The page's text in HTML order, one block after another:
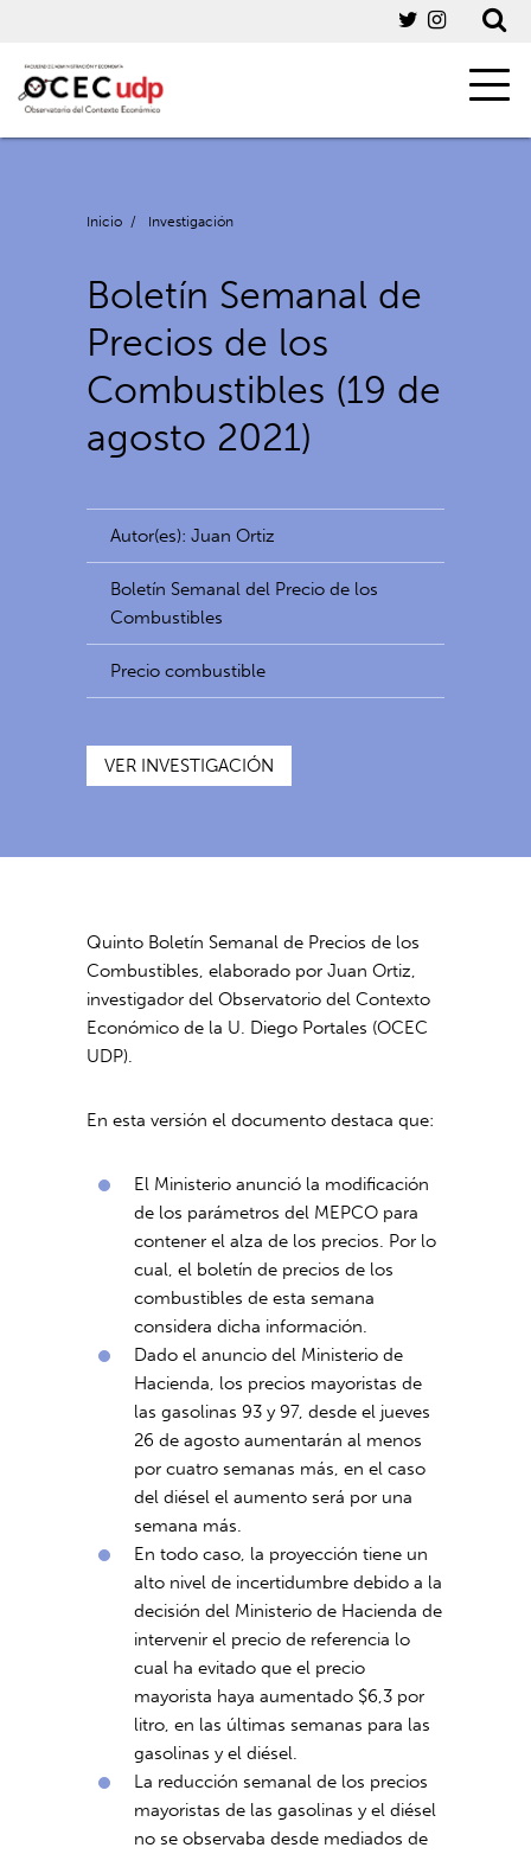
Inicio / Investigación
Boletín Semanal de
Precios de los
Combustibles (19 de
agosto 2021)
Autor(es): Juan Ortiz
Boletín Semanal del Precio de los
Combustibles
Precio combustible
VER INVESTIGACIÓN
Quinto Boletín Semanal de Precios de los
Combustibles, elaborado por Juan Ortiz,
investigador delObservatorio del Contexto
Económico de la U. Diego Portales (OCEC
UDP).
En esta versión el documento destaca que:
El Ministerio anunció la modificación
de los parámetros del MEPCO para
contener el alza de los precios. Por lo
cual, el boletín de precios de los
combustibles de esta semana
considera dicha información.
Dado el anuncio del Ministerio de
Hacienda, los precios mayoristas de
las gasolinas 93 y 97, desde el jueves
26 de agosto aumentarán al menos
por cuatro semanas más, en el caso
del diésel el aumento será por una
semana más.
En todo caso, la proyección tiene un
alto nivel de incertidumbre debido a la
decisión del Ministerio de Hacienda de
intervenir el precio de referencia lo
cual ha evitado que el precio
mayorista haya aumentado $6,3 por
litro, en las últimas semanas para las
gasolinas y el diésel.
La reducción semanal de los precios
mayoristas de las gasolinas y el diésel
no se observaba desde mediados de